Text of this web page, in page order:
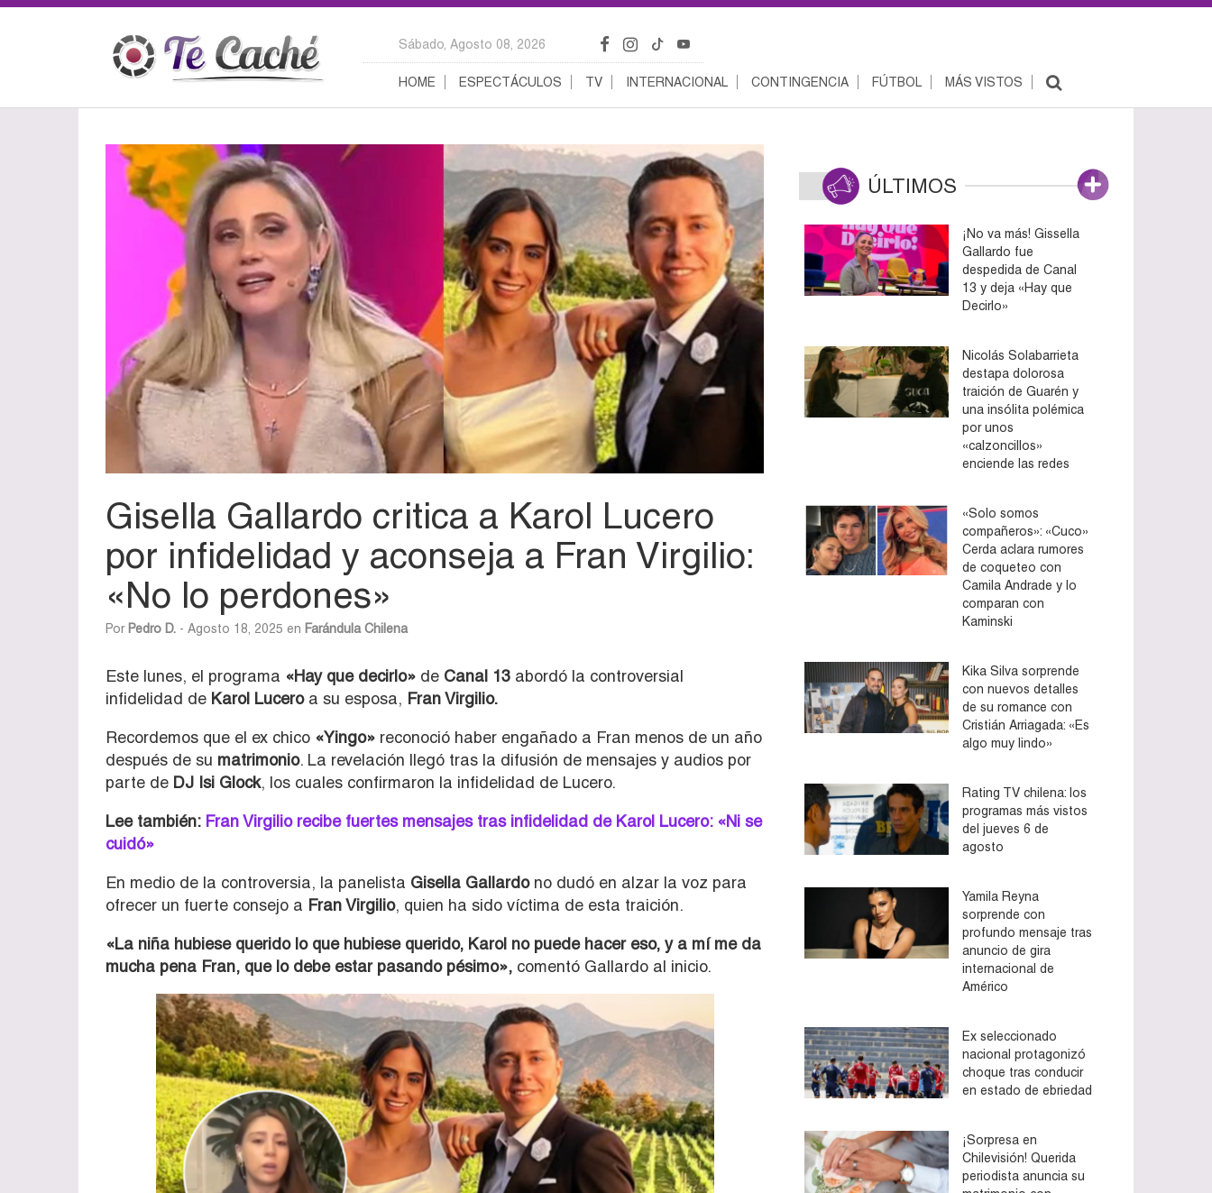
Sábado, Agosto 08, 2026
HOME ESPECTÁCULOS TV INTERNACIONAL CONTINGENCIA FÚTBOL MÁS VISTOS
Gisella Gallardo critica a Karol Lucero
por infidelidad y aconseja a Fran Virgilio:
«No lo perdones»
Por Pedro D. - Agosto 18, 2025 en Farándula Chilena
Este lunes, el programa «Hay que decirlo» de Canal 13 abordó la controversial
infidelidad de Karol Luceroa su esposa, Fran Virgilio.
Recordemos que el ex chico «Yingo» reconoció haber engañado a Fran menos de un año
después de su matrimonio. La revelación llegó tras la difusión de mensajes y audios por
parte de DJ Isi Glock, los cuales confirmaron la infidelidad de Lucero.
Lee también: Fran Virgilio recibe fuertes mensajes tras infidelidad de Karol Lucero: «Ni se
cuidó»
En medio de la controversia, la panelista Gisella Gallardono dudó en alzar la voz para
ofrecer un fuerte consejo a Fran Virgilio, quien ha sido víctima de esta traición.
«La niña hubiese querido lo que hubiese querido, Karol no puede hacer eso, y a mí me da
mucha pena Fran, que lo debe estar pasando pésimo», comentó Gallardo al inicio.
ÚLTIMOS
¡No va más! Gissella
Gallardo fue
despedida de Canal
13 y deja «Hay que
Decirlo»
Nicolás Solabarrieta
destapa dolorosa
traición de Guarén y
una insólita polémica
por unos
«calzoncillos»
enciende las redes
«Solo somos
compañeros»: «Cuco»
Cerda aclara rumores
de coqueteo con
Camila Andrade y lo
comparan con
Kaminski
Kika Silva sorprende
con nuevos detalles
de su romance con
Cristián Arriagada: «Es
algo muy lindo»
Rating TV chilena: los
programas más vistos
del jueves 6 de
agosto
Yamila Reyna
sorprende con
profundo mensaje tras
anuncio de gira
internacional de
Américo
Ex seleccionado
nacional protagonizó
choque tras conducir
en estado de ebriedad
¡Sorpresa en
Chilevisión! Querida
periodista anuncia su